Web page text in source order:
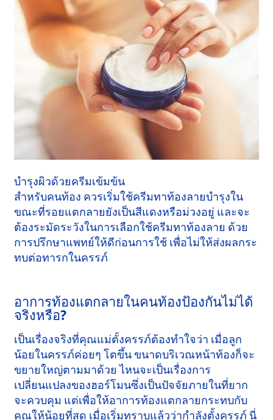
บำรุงผิวด้วยครีมเข้มข้น
สำหรับคนท้อง ควรเริ่มใช้ครีมทาท้องลายบำรุงใน
ขณะที่รอยแตกลายยังเป็นสีแดงหรือม่วงอยู่ และจะ
ต้องระมัดระวังในการเลือกใช้ครีมทาท้องลาย ด้วย
การปรึกษาแพทย์ให้ดีก่อนการใช้ เพื่อไม่ให้ส่งผลกระ
ทบต่อทารกในครรภ์
อาการท้องแตกลายในคนท้องป้องกันไม่ได้
จริงหรือ?
เป็นเรื่องจริงที่คุณแม่ตั้งครรภ์ต้องทำใจว่า เมื่อลูก
น้อยในครรภ์ค่อยๆ โตขึ้น ขนาดบริเวณหน้าท้องก็จะ
ขยายใหญ่ตามมาด้วย ไหนจะเป็นเรื่องการ
เปลี่ยนแปลงของฮอร์โมนซึ่งเป็นปัจจัยภายในที่ยาก
จะควบคุม แต่เพื่อให้อาการท้องแตกลายกระทบกับ
คุณให้น้อยที่สุด เมื่อเริ่มทราบแล้วว่ากำลังตั้งครรภ์ นี่